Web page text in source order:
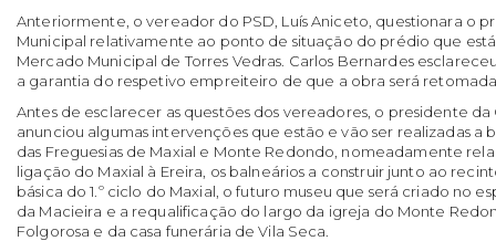
Anteriormente, o vereador do PSD, Luís Aniceto, questionara o
Municipal relativamente ao ponto de situação do prédio que
Mercado Municipal de Torres Vedras. Carlos Bernardes
a garantia do respetivo empreiteiro de que a obra será
Antes de esclarecer as questões dos vereadores, o presidente
anunciou algumas intervenções que estão e vão ser realizadas a
das Freguesias de Maxial e Monte Redondo, nomeadamente
ligação do Maxial à Ereira, os balneários a construir junto ao
básica do 1.º ciclo do Maxial, o futuro museu que será criado no
da Macieira e a requalificação do largo da igreja do Monte
Folgorosa e da casa funerária de Vila Seca.